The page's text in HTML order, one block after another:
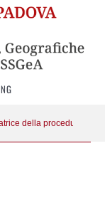
della procedura